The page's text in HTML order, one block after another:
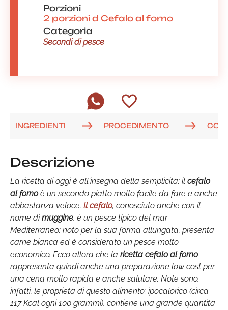
Porzioni
2 porzioni d Cefalo al forno
Categoria
Secondi di pesce
INGREDIENTI PROCEDIMENTO
Descrizione
La ricetta di oggi è all'insegna della semplicità: il cefalo
al fornoè un secondo piatto molto facile da fare e anche
abbastanza veloce. Il cefalo, conosciuto anche con il
nome dimuggine, è un pesce tipico del mar
Mediterraneo: noto per la sua forma allungata, presenta
carne bianca ed è considerato un pesce molto
economico. Ecco allora che la ricetta cefalo al forno
rappresenta quindi anche una preparazione low cost per
una cena molto rapida e anche salutare. Note sono,
infatti, le proprietà di questo alimento: ipocalorico (circa
117 Kcal ogni 100 grammi), contiene una grande quantità